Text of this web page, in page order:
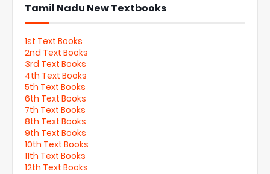
Tamil Nadu New Textbooks
1st Text Books
2nd Text Books
3rd Text Books
4th Text Books
5th Text Books
6th Text Books
7th Text Books
8th Text Books
9th Text Books
10th Text Books
11th Text Books
12th Text Books